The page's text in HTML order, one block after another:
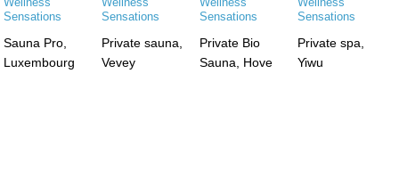
Sauna Pro,
Luxembourg
Private sauna,
Vevey
Private Bio
Sauna, Hove
Private spa,
Yiwu